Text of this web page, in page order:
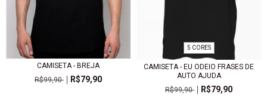
CAMISETA - BREJA
R$99,90
R$79,90
5 CORES
CAMISETA - EU ODEIO FRASES DE
AUTO AJUDA
R$99,90
R$79,90